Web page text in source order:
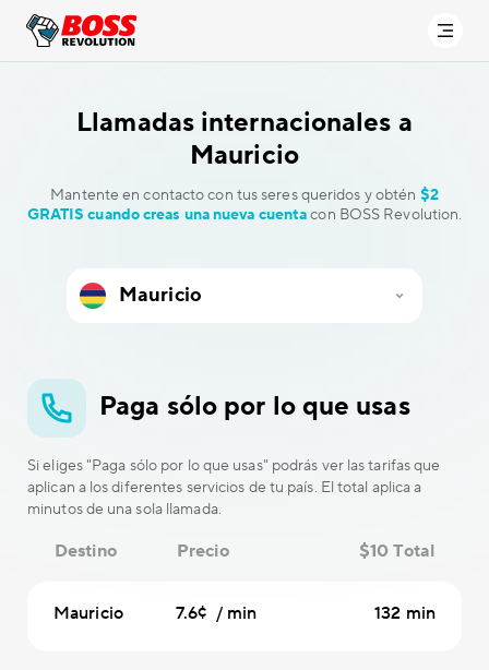
Llamadas internacionales a
Mauricio
Mantente en contacto con tus seres queridos y obtén $2
GRATIS cuando creas una nueva cuentacon BOSS Revolution.
Paga sólo por lo que usas
Si eliges "Paga sólo por lo que usas" podrás ver las tarifas que
aplican a los diferentes servicios de tu país. El total aplica a
minutos de una sola llamada.
Destino Precio $10 Total
Mauricio 7.6¢ / min 132 min